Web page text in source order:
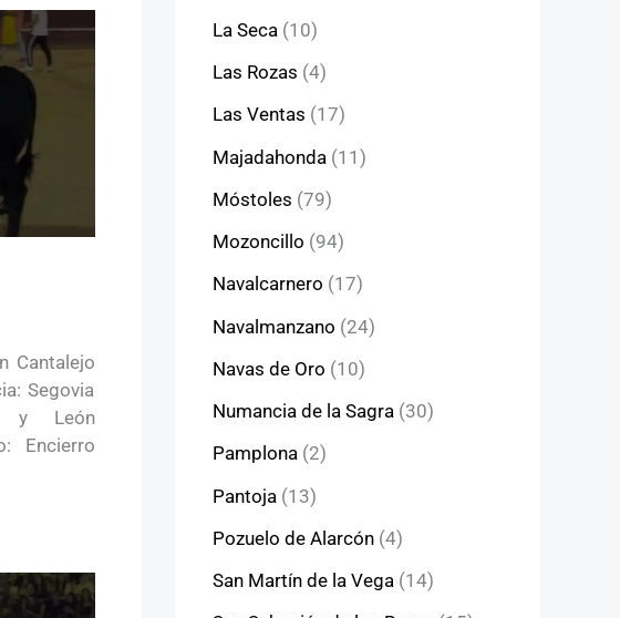
Cantalejo
Segovia
y León
Encierro
La Seca (10)
Las Rozas (4)
Las Ventas (17)
Majadahonda (11)
Móstoles (79)
Mozoncillo (94)
Navalcarnero (17)
Navalmanzano (24)
Navas de Oro (10)
Numancia de la Sagra (30)
Pamplona (2)
Pantoja (13)
Pozuelo de Alarcón (4)
San Martín de la Vega (14)